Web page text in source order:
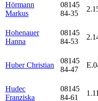
Hörmann
Markus
08145
84-35
Hohenauer
Hanna
08145
84-53
Huber Christian
08145
84-47
Hudec
Franziska
08145
84-61
1.11